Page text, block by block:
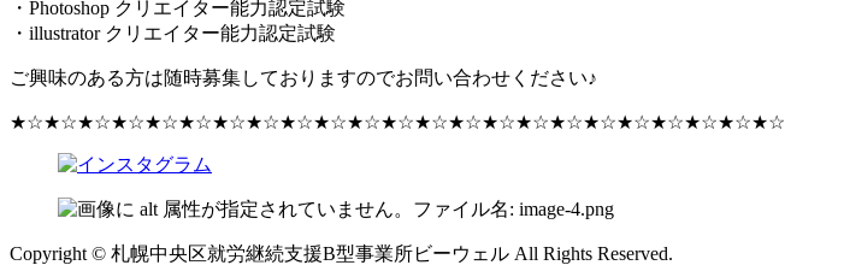
・Photoshop クリエイター能力認定試験
・illustrator クリエイター能力認定試験
ご興味のある方は随時募集しておりますのでお問い合わせください♪
★☆★☆★☆★☆★☆★☆★☆★☆★☆★☆★☆★☆★☆★☆★☆★☆★☆★☆★☆★☆★☆★☆★☆
Copyright © 札幌中央区就労継続支援B型事業所ビーウェル All Rights Reserved.